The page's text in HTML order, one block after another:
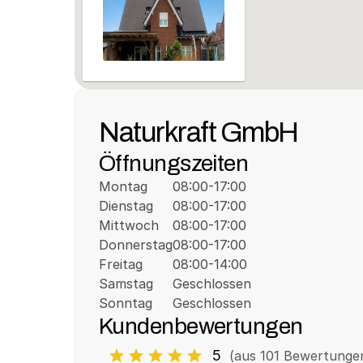
Naturkraft GmbH
Öffnungszeiten
Montag
Dienstag
Mittwoch
Donnerstag
Freitag
Samstag
Sonntag
08:00-17:00
08:00-17:00
08:00-17:00
08:00-17:00
08:00-14:00
Geschlossen
Geschlossen
Kundenbewertungen
5 (aus 101